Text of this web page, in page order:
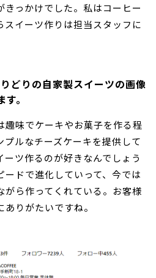
きっかけでした。私はコーヒー
スイーツ作りは担当スタッフに
どりの自家製スイーツの画像
。
趣味でケーキやお菓子を作る程
ルなチーズケーキを提供して
ツ作るのが好きなんでしょう
ドで進化していって、今では
がら作ってくれている。お客様
りがたいですね。